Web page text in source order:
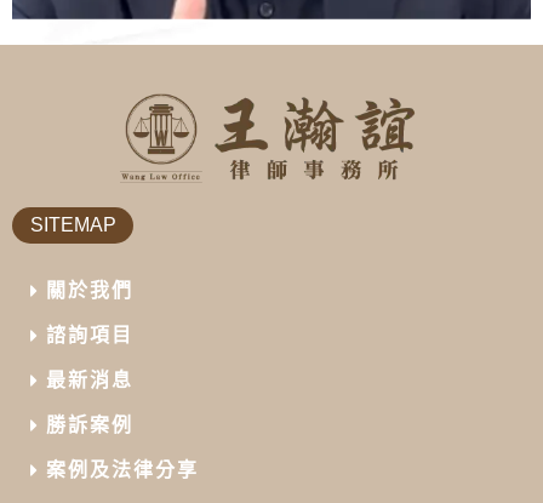
SITEMAP
關於我們
諮詢項目
最新消息
勝訴案例
案例及法律分享